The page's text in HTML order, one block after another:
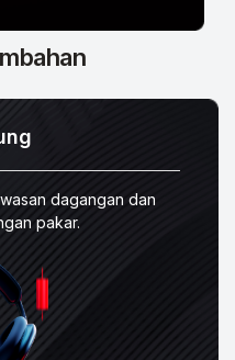
dagangan dan
pakar.